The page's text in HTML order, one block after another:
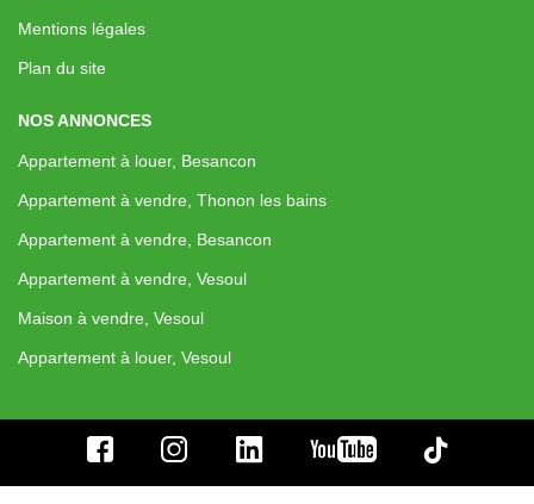
Mentions légales
Plan du site
NOS ANNONCES
Appartement à louer, Besancon
Appartement à vendre, Thonon les bains
Appartement à vendre, Besancon
Appartement à vendre, Vesoul
Maison à vendre, Vesoul
Appartement à louer, Vesoul